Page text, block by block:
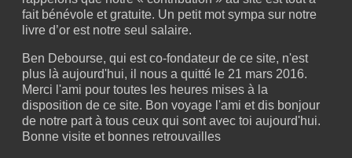
fait bénévole et gratuite. Un petit mot sympa sur notre
livre d’or est notre seul salaire.
Ben Debourse, qui est co-fondateur de ce site, n'est
plus là aujourd'hui, il nous a quitté le 21 mars 2016.
Merci l'ami pour toutes les heures mises à la
disposition de ce site. Bon voyage l'ami et dis bonjour
de notre part à tous ceux qui sont avec toi aujourd'hui.
Bonne visite et bonnes retrouvailles